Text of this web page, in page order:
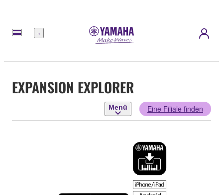
Menü
EXPANSION EXPLORER
Menü Eine Filiale finden